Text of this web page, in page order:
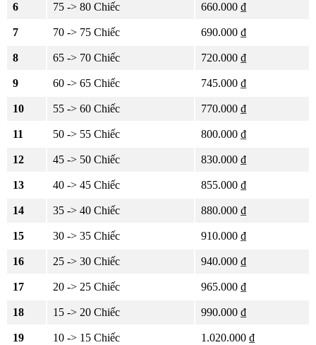
6 75 -> 80 Chiếc 660.000 ₫
7 70 -> 75 Chiếc 690.000 ₫
8 65 -> 70 Chiếc 720.000 ₫
9 60 -> 65 Chiếc 745.000 ₫
10 55 -> 60 Chiếc 770.000 ₫
11 50 -> 55 Chiếc 800.000 ₫
12 45 -> 50 Chiếc 830.000 ₫
13 40 -> 45 Chiếc 855.000 ₫
14 35 -> 40 Chiếc 880.000 ₫
15 30 -> 35 Chiếc 910.000 ₫
16 25 -> 30 Chiếc 940.000 ₫
17 20 -> 25 Chiếc 965.000 ₫
18 15 -> 20 Chiếc 990.000 ₫
19 10 -> 15 Chiếc 1.020.000 ₫